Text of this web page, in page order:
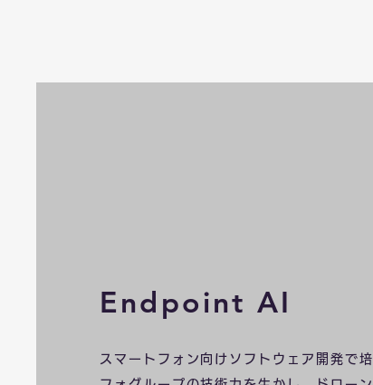
Endpoint AI
スマートフォン向けソフトウェア開発で